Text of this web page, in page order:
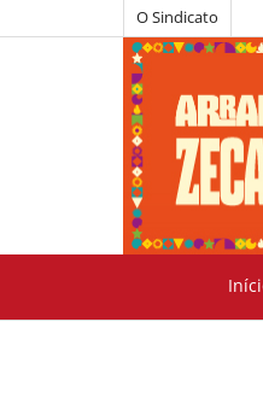
O Sindicato